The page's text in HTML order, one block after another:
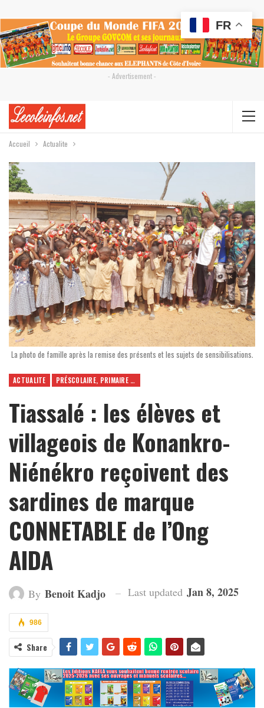
- Advertisement -
Accueil Actualite
La photo de famille après la remise des présents et les sujets de sensibilisations.
ACTUALITE PRÉSCOLAIRE, PRIMAIRE ET SECONDAIRE
Tiassalé : les élèves et
villageois de Konankro-
Niénékro reçoivent des
sardines de marque
CONNETABLE de l’Ong
AIDA
By Benoit Kadjo Last updated Jan 8, 2025
986
Share
FR